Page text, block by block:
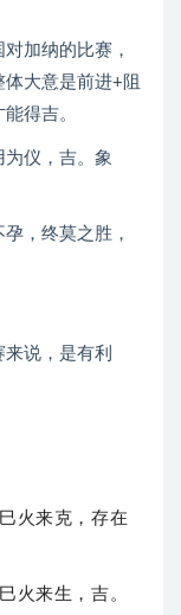
加纳的比赛，
大意是前进+阻
得吉。
为仪，吉。象
，终莫之胜，
说，是有利
火来克，存在
火来生，吉。